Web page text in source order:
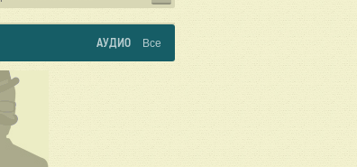
АУДИО Все